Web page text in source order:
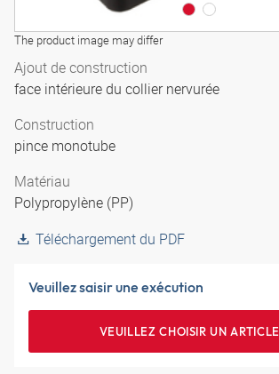
The product image may differ
Ajout de construction
face intérieure du collier nervurée
Construction
pince monotube
Matériau
Polypropylène (PP)
Téléchargement du PDF
Veuillez saisir une exécution
VEUILLEZ CHOISIR UN ARTICLE